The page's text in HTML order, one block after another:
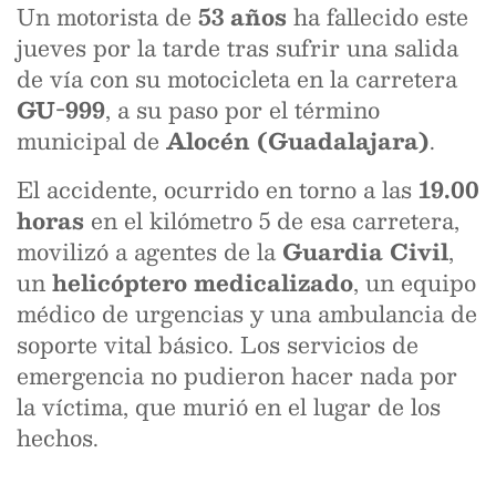
Un motorista de 53 años ha fallecido este
jueves por la tarde tras sufrir una salida
de vía con su motocicleta en la carretera
GU-999, a su paso por el término
municipal de Alocén (Guadalajara).
El accidente, ocurrido en torno a las 19.00
horas en el kilómetro 5 de esa carretera,
movilizó a agentes de la Guardia Civil,
unhelicóptero medicalizado, un equipo
médico de urgencias y una ambulancia de
soporte vital básico. Los servicios de
emergencia no pudieron hacer nada por
la víctima, que murió en el lugar de los
hechos.